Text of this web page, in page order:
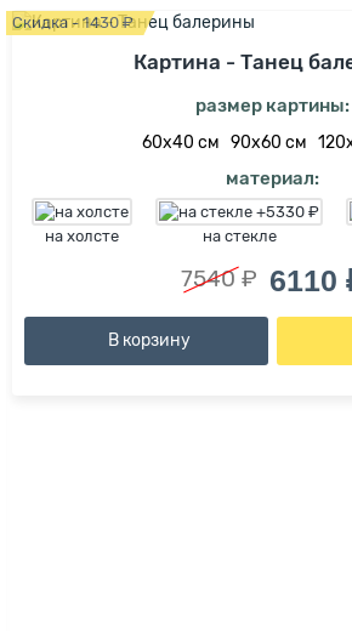
Скидка - 1430 ₽
Картина - Танец
размер картины:
60х40 см 90х60 см
материал:
на холсте на стекле
7540 ₽ 6110
В корзину